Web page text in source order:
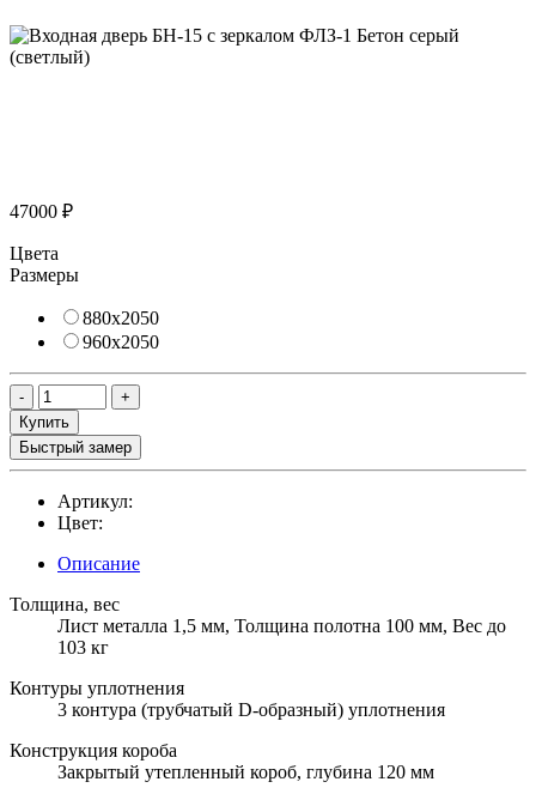
47000 ₽
Цвета
Размеры
880х2050
960х2050
Купить
Быстрый замер
Артикул:
Цвет:
Описание
Толщина, вес
Лист металла 1,5 мм, Толщина полотна 100 мм, Вес до
103 кг
Контуры уплотнения
3 контура (трубчатый D-образный) уплотнения
Конструкция короба
Закрытый утепленный короб, глубина 120 мм